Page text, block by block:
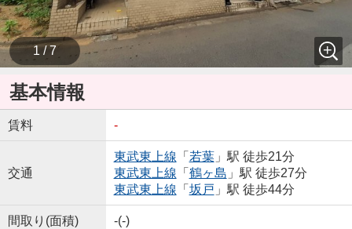
1 / 7
基本情報
賃料 -
交通
東武東上線 「 若葉」駅 徒歩21分
東武東上線 「 鶴ヶ島 」駅 徒歩27分
東武東上線 「 坂戸 」駅 徒歩44分
間取り(面積) -(-)